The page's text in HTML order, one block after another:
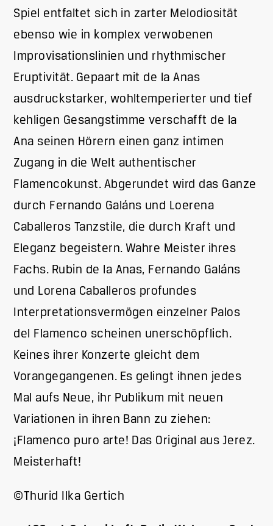
Spiel entfaltet sich in zarter Melodiosität
ebenso wie in komplex verwobenen
Improvisationslinien und rhythmischer
Eruptivität. Gepaart mit de la Anas
ausdruckstarker, wohltemperierter und tief
kehligen Gesangstimme verschafft de la
Ana seinen Hörern einen ganz intimen
Zugang in die Welt authentischer
Flamencokunst. Abgerundet wird das Ganze
durch Fernando Galáns und Loerena
Caballeros Tanzstile, die durch Kraft und
Eleganz begeistern. Wahre Meister ihres
Fachs. Rubin de la Anas, Fernando Galáns
und Lorena Caballeros profundes
Interpretationsvermögen einzelner Palos
del Flamenco scheinen unerschöpflich.
Keines ihrer Konzerte gleicht dem
Vorangegangenen. Es gelingt ihnen jedes
Mal aufs Neue, ihr Publikum mit neuen
Variationen in ihren Bann zu ziehen:
¡Flamenco puro arte! Das Original aus Jerez.
Meisterhaft!
©Thurid Ilka Gertich